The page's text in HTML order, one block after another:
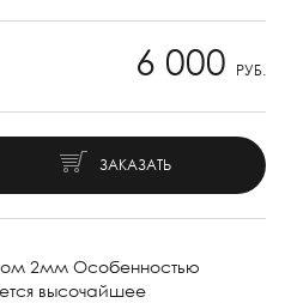
6 000 РУБ.
ЗАКАЗАТЬ
2мм Особенностью
высочайшее